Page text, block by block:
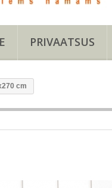
PRIVAATSUS
cm